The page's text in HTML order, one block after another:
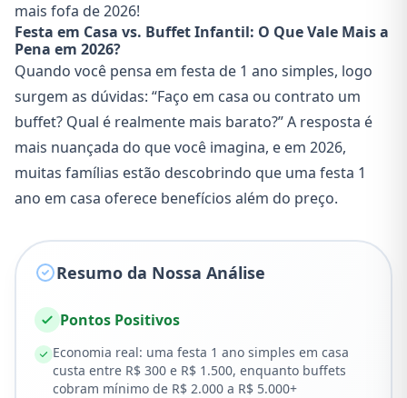
mais fofa de 2026!
Festa em Casa vs. Buffet Infantil: O Que Vale Mais a
Pena em 2026?
Quando você pensa em festa de 1 ano simples, logo
surgem as dúvidas: “Faço em casa ou contrato um
buffet? Qual é realmente mais barato?” A resposta é
mais nuançada do que você imagina, e em 2026,
muitas famílias estão descobrindo que uma festa 1
ano em casa oferece benefícios além do preço.
Resumo da Nossa Análise
Pontos Positivos
Economia real: uma festa 1 ano simples em casa
custa entre R$ 300 e R$ 1.500, enquanto buffets
cobram mínimo de R$ 2.000 a R$ 5.000+